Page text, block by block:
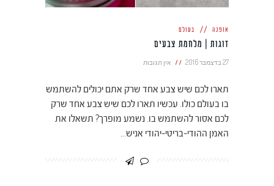
אופנה בעולם
זוגות | מלחמת צבעים
27 בדצמבר 2016 אין תגובות
תארו לכם שיש צבע אחד שרק אתם יכולים להשתמש
בו בעולם כולו. עכשיו תארו לכם שיש צבע אחד שרק
לכם אסור להשתמש בו. נשמע מופרך? תשאלו את
האמן ההודי-בריטי-יהודי אניש…